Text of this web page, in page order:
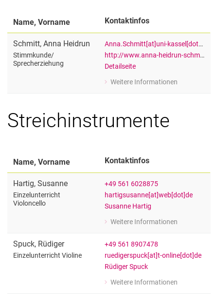
Name, Vorname Kontaktinfos
Schmitt, Anna Heidrun
Stimmkunde/​
Sprecherziehung
Anna.Schmitt[at]uni-kassel[dot]de
http://www.anna-heidrun-schmitt.de
Detailseite
Weitere Informationen
zu Anna Heidrun Schmitt
Streichinstrumente
Name, Vorname Kontaktinfos
Hartig, Susanne
Einzelunterricht
Violoncello
+49 561 6028875
hartigsusanne[at]web[dot]de
Susanne Hartig
Weitere Informationen
zu Susanne Hartig
Spuck, Rüdiger
Einzelunterricht Violine
+49 561 8907478
ruedigerspuck[at]t-online[dot]de
Rüdiger Spuck
Weitere Informationen
zu Rüdiger Spuck